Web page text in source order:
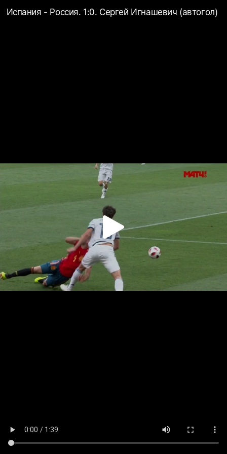
Play
Video
Испания - Россия. 1:0. Сергей Игнашевич (автогол)